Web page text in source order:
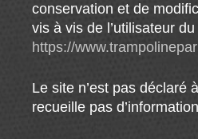
conservation et de
vis à vis de l’utilisateur
https://
Le site n’est pas déclaré
recueille pas